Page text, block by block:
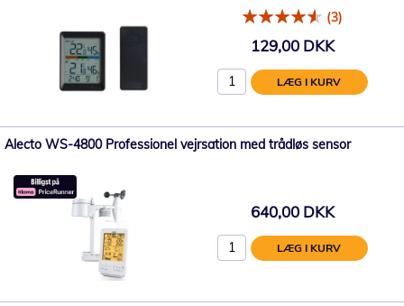
(3)
129,00 DKK
LÆG I KURV
Alecto WS-4800 Professionel vejrsation med trådløs sensor
640,00 DKK
LÆG I KURV